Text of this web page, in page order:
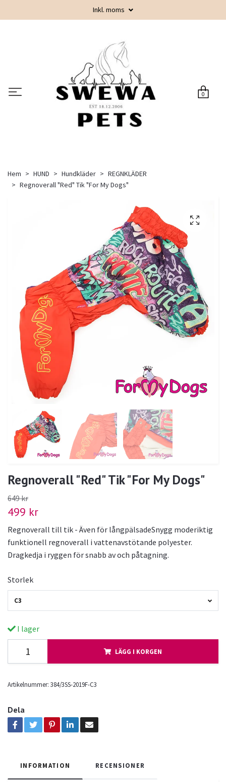
Inkl. moms
0
Hem HUND Hundkläder
REGNKLÄDER
Regnoverall "Red" Tik "For My Dogs"
Regnoverall "Red" Tik "For My Dogs"
649 kr
499 kr
Regnoverall till tik - Även för långpälsadeSnygg moderiktig
funktionell regnoverall i vattenavstötande polyester.
Dragkedja i ryggen för snabb av och påtagning.
Storlek
C3
I lager
LÄGG I KORGEN
Artikelnummer: 384/3SS-2019F-C3
Dela
INFORMATION RECENSIONER